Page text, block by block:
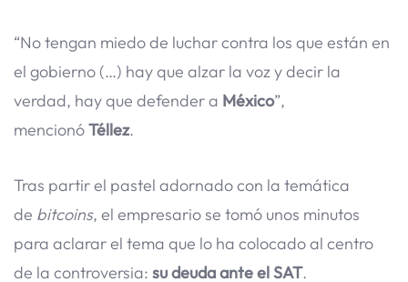
“No tengan miedo de luchar contra los que están en
el gobierno (…) hay que alzar la voz y decir la
verdad, hay que defender a México”,
mencionóTéllez.
Tras partir el pastel adornado con la temática
de bitcoins, el empresario se tomó unos minutos
para aclarar el tema que lo ha colocado al centro
de la controversia: sudeuda ante el SAT.